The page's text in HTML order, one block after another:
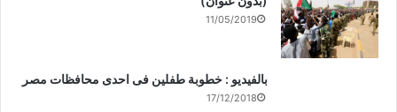
11/05/2019
بالفيديو : خطوبة طفلين فى احدى محافظات مصر
17/12/2018